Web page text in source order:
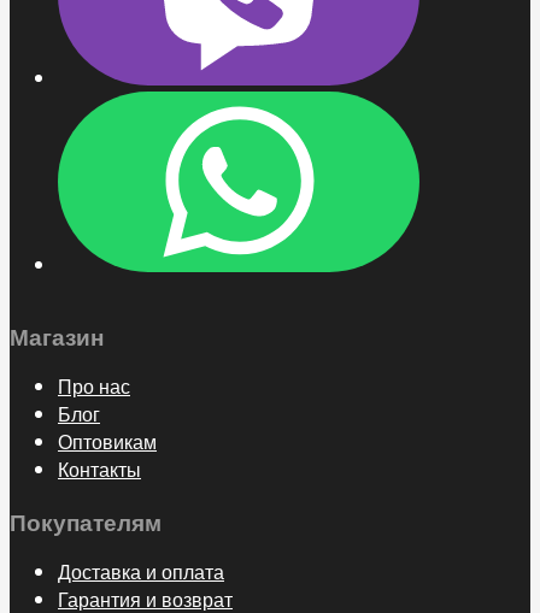
Магазин
Про нас
Блог
Оптовикам
Контакты
Покупателям
Доставка и оплата
Гарантия и возврат